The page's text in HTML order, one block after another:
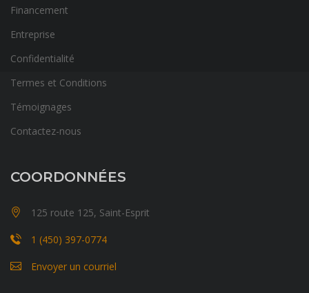
Financement
Entreprise
Confidentialité
Termes et Conditions
Témoignages
Contactez-nous
COORDONNÉES
125 route 125, Saint-Esprit
1 (450) 397-0774
Envoyer un courriel